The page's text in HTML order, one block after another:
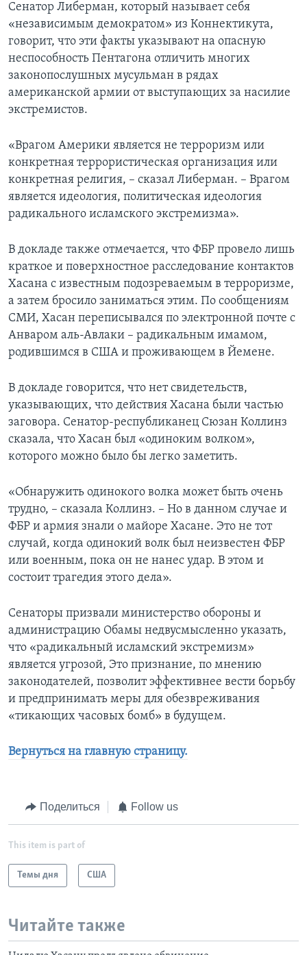
Сенатор Либерман, который называет себя
«независимым демократом» из Коннектикута,
говорит, что эти факты указывают на опасную
неспособность Пентагона отличить многих
законопослушных мусульман в рядах
американской армии от выступающих за насилие
экстремистов.
«Врагом Америки является не терроризм или
конкретная террористическая организация или
конкретная религия, – сказал Либерман. – Врагом
является идеология, политическая идеология
радикального исламского экстремизма».
В докладе также отмечается, что ФБР провело лишь
краткое и поверхностное расследование контактов
Хасана с известным подозреваемым в терроризме,
а затем бросило заниматься этим. По сообщениям
СМИ, Хасан переписывался по электронной почте с
Анваром аль-Авлаки – радикальным имамом,
родившимся в США и проживающем в Йемене.
В докладе говорится, что нет свидетельств,
указывающих, что действия Хасана были частью
заговора. Сенатор-республиканец Сюзан Коллинз
сказала, что Хасан был «одиноким волком»,
которого можно было бы легко заметить.
«Обнаружить одинокого волка может быть очень
трудно, – сказала Коллинз. – Но в данном случае и
ФБР и армия знали о майоре Хасане. Это не тот
случай, когда одинокий волк был неизвестен ФБР
или военным, пока он не нанес удар. В этом и
состоит трагедия этого дела».
Сенаторы призвали министерство обороны и
администрацию Обамы недвусмысленно указать,
что «радикальный исламский экстремизм»
является угрозой, Это признание, по мнению
законодателей, позволит эффективнее вести борьбу
и предпринимать меры для обезвреживания
«тикающих часовых бомб» в будущем.
Вернуться на главную страницу.
Поделиться Follow us
This item is part of
Темы дня США
Читайте также